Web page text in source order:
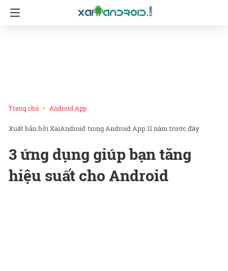
Trang chủ Android App
XaiAndroid trongAndroid App11 năm trước đây
3 ứng dụng giúp bạn tăng
hiệu suất cho Android